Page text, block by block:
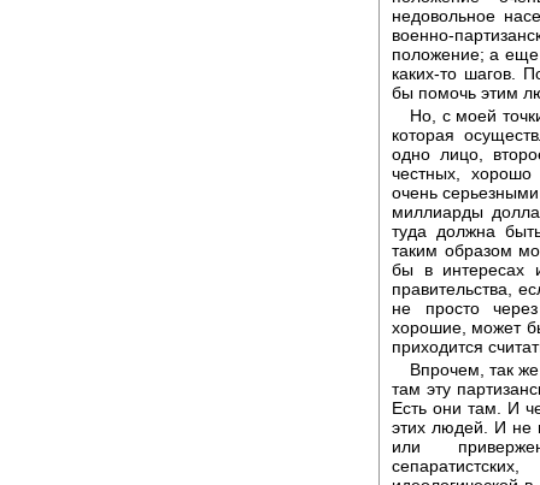
недовольное
военно-
положение; а еще
каких-то шагов.
бы помочь этим
Но, с моей
которая
одно лицо,
честных,
очень
миллиарды
туда должна
таким образом
бы в интересах
правительства,
не просто
хорошие, может
приходится
Впрочем, так
там эту
Есть они там. И
этих людей. И не
или